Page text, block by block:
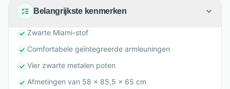
Belangrijkste kenmerken
Zwarte Miami-stof
Comfortabele geïntegreerde armleuningen
Vier zwarte metalen poten
Afmetingen van 58 x 85,5 x 65 cm